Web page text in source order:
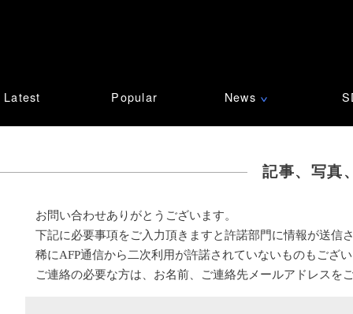
Latest Popular News ∨
記事、写真
お問い合わせありがとうございます。
下記に必要事項をご入力頂きますと許諾部門に情報が送信
稀にAFP通信から二次利用が許諾されていないものもござ
ご連絡の必要な方は、お名前、ご連絡先メールアドレスを